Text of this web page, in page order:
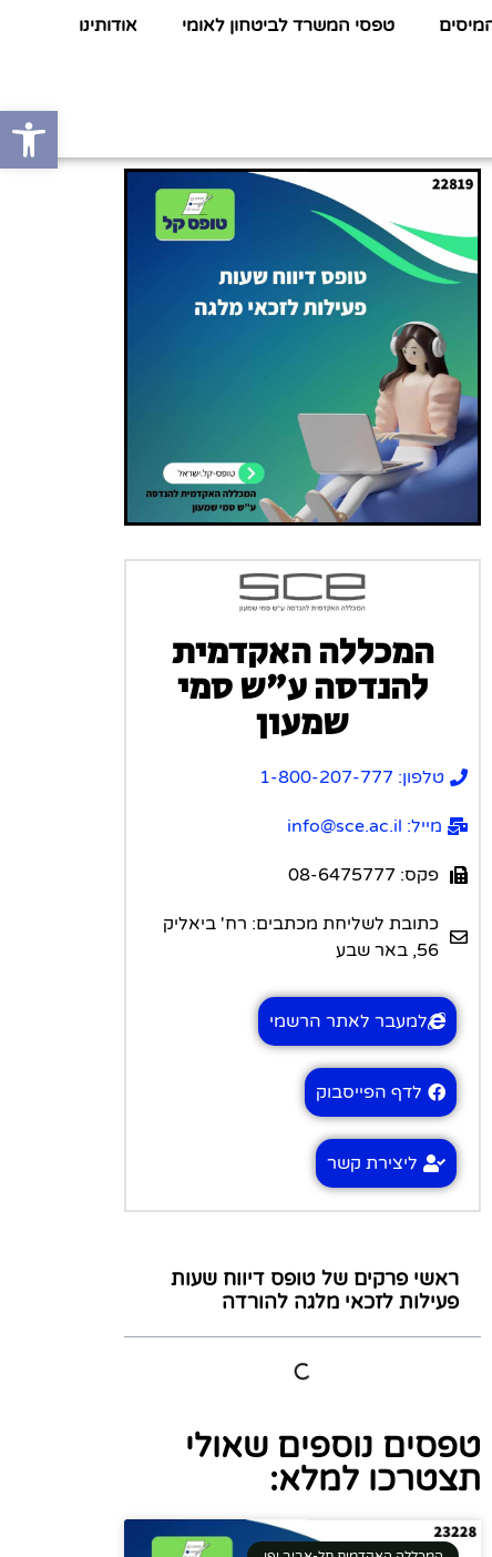
טפסי המשרד לביטחון לאומי אודותינו
המכללה האקדמית
להנדסה ע”ש סמי
שמעון
טלפון: 1-800-207-777
מייל: info@sce.ac.il
פקס: 08-6475777
כתובת לשליחת מכתבים: רח' ביאליק
56, באר שבע
למעבר לאתר הרשמי
לדף הפייסבוק
ליצירת קשר
ראשי פרקים של טופס דיווח שעות
פעילות לזכאי מלגה להורדה
טפסים נוספים שאולי
תצטרכו למלא:
פתח